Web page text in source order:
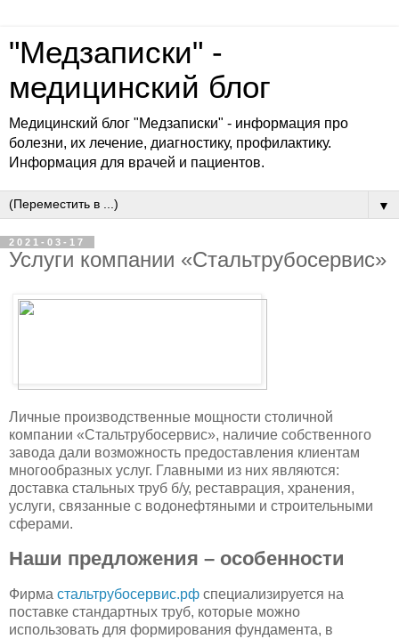
"Медзаписки" -
медицинский блог
Медицинский блог "Медзаписки" - информация про
болезни, их лечение, диагностику, профилактику.
Информация для врачей и пациентов.
▼
2021-03-17
Услуги компании «Стальтрубосервис»
Личные производственные мощности столичной
компании «Стальтрубосервис», наличие собственного
завода дали возможность предоставления клиентам
многообразных услуг. Главными из них являются:
доставка стальных труб б/у, реставрация, хранения,
услуги, связанные с водонефтяными и строительными
сферами.
Наши предложения – особенности
Фирма стальтрубосервис.рф специализируется на
поставке стандартных труб, которые можно
использовать для формирования фундамента, в